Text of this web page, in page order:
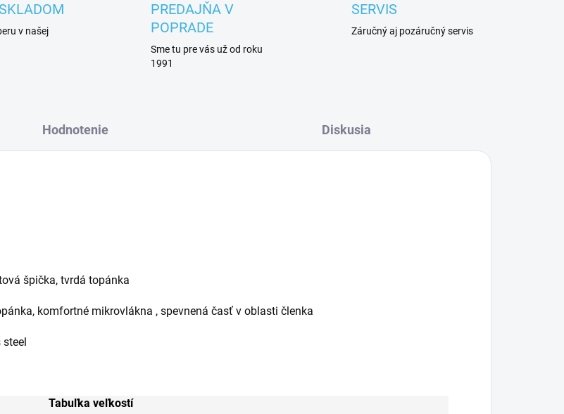
v našej
PREDAJŇA V
POPRADE
Sme tu pre vás už od roku
1991
SERVIS
Záručný aj pozáručný servis
Hodnotenie Diskusia
špička, tvrdá topánka
komfortné mikrovlákna , spevnená časť v oblasti členka
Tabuľka veľkostí